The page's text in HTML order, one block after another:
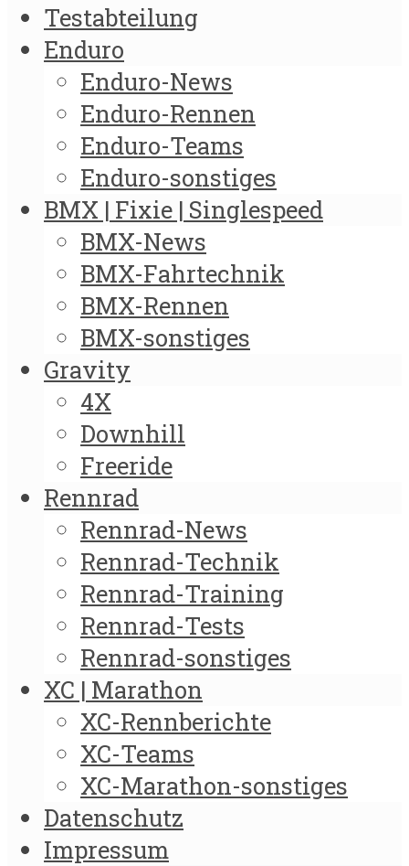
Testabteilung
Enduro
Enduro-News
Enduro-Rennen
Enduro-Teams
Enduro-sonstiges
BMX | Fixie | Singlespeed
BMX-News
BMX-Fahrtechnik
BMX-Rennen
BMX-sonstiges
Gravity
4X
Downhill
Freeride
Rennrad
Rennrad-News
Rennrad-Technik
Rennrad-Training
Rennrad-Tests
Rennrad-sonstiges
XC | Marathon
XC-Rennberichte
XC-Teams
XC-Marathon-sonstiges
Datenschutz
Impressum